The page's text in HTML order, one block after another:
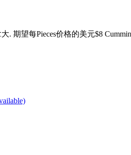
. 期望每Pieces价格的美元$8